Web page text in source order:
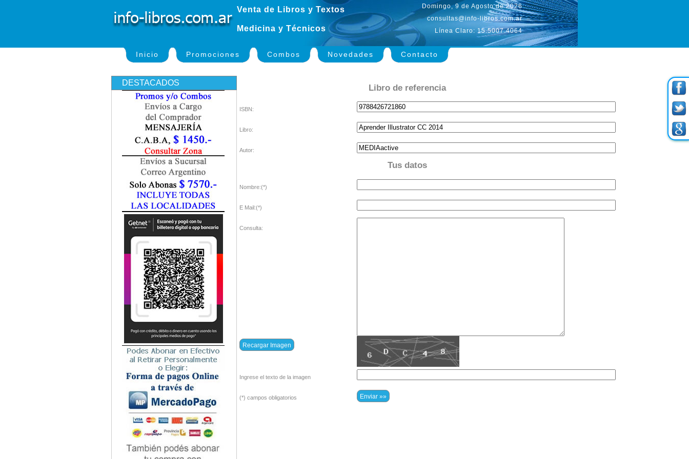
Venta de Libros y Textos
Medicina y Técnicos
Domingo, 9 de Agosto de 2026
consultas@info-libros.com.ar
Línea Claro: 15.5007.4064
Inicio Promociones Combos Novedades Contacto
DESTACADOS
Libro de referencia
ISBN:
Libro:
Autor:
Tus datos
Nombre:(*)
E Mail:(*)
Consulta:
Ingrese el texto de la imagen
(*) campos obligatorios